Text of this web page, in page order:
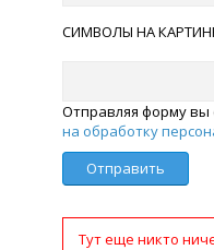
СИМВОЛЫ НА
Отправляя форму вы
на обработку
Отправить
Тут еще никто